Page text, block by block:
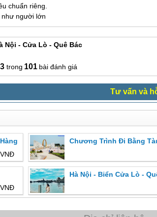
chuẩn riêng.
như người lớn
Nội - Cửa Lò - Quê Bác
101 bài đánh giá
Tư vấn và
Chương Trình Đi Bằng
Hà Nội - Biển Cửa Lò -